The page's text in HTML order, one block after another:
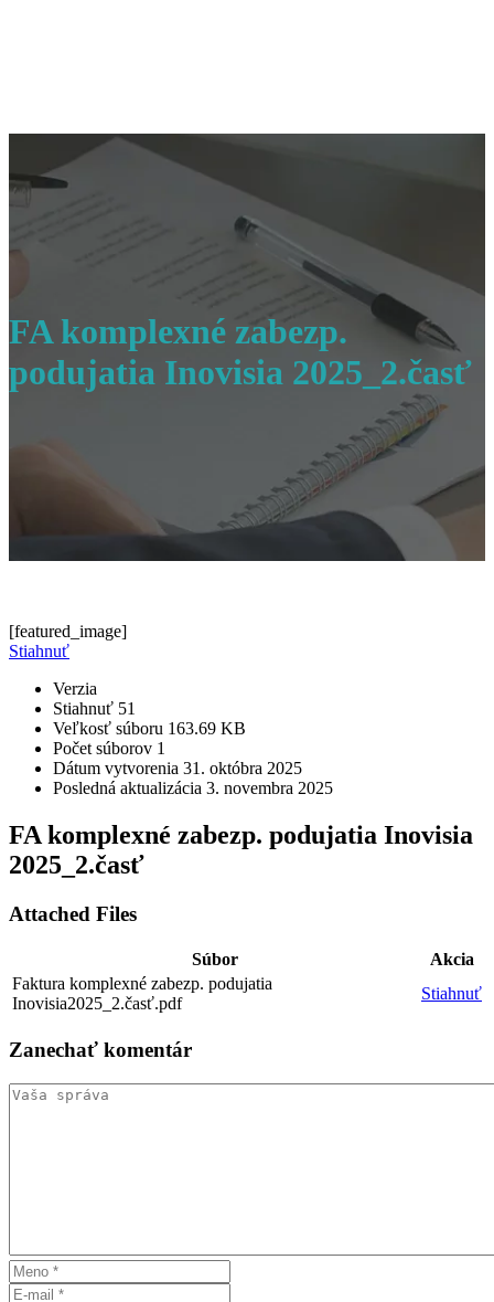
FA komplexné zabezp.
podujatia Inovisia 2025_2.časť
[featured_image]
Stiahnuť
Verzia
Stiahnuť 51
Veľkosť súboru 163.69 KB
Počet súborov 1
Dátum vytvorenia 31. októbra 2025
Posledná aktualizácia 3. novembra 2025
FA komplexné zabezp. podujatia Inovisia
2025_2.časť
Attached Files
Súbor
Akcia
Faktura komplexné zabezp. podujatia
Inovisia2025_2.časť.pdf
Stiahnuť
Zanechať komentár